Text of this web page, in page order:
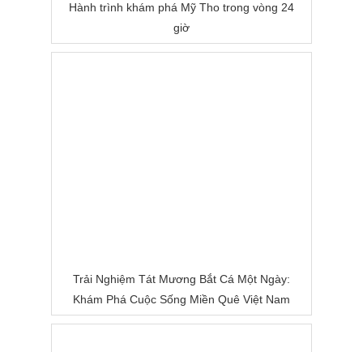
Hành trình khám phá Mỹ Tho trong vòng 24
giờ
Trải Nghiệm Tát Mương Bắt Cá Một Ngày:
Khám Phá Cuộc Sống Miền Quê Việt Nam